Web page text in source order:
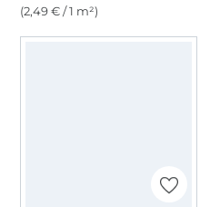
(2,49 € / 1 m²)